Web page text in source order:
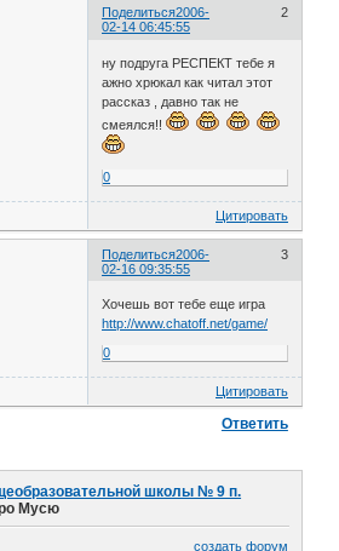
Поделиться 2
2006-
02-14 06:45:55
ну подруга РЕСПЕКТ тебе я
ажно хрюкал как читал этот
рассказ , давно так не
смеялся!!
0
Цитировать
Поделиться 3
2006-
02-16 09:35:55
Хочешь вот тебе еще игра
http://www.chatoff.net/game/
0
Цитировать
Ответить
школы № 9 п.
Мусю
создать форум